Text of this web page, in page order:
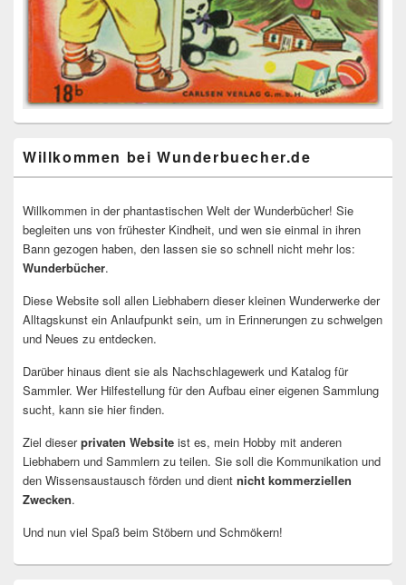
Willkommen bei Wunderbuecher.de
Willkommen in der phantastischen Welt der Wunderbücher! Sie
begleiten uns von frühester Kindheit, und wen sie einmal in ihren
Bann gezogen haben, den lassen sie so schnell nicht mehr los:
Wunderbücher.
Diese Website soll allen Liebhabern dieser kleinen Wunderwerke der
Alltagskunst ein Anlaufpunkt sein, um in Erinnerungen zu schwelgen
und Neues zu entdecken.
Darüber hinaus dient sie als Nachschlagewerk und Katalog für
Sammler. Wer Hilfestellung für den Aufbau einer eigenen Sammlung
sucht, kann sie hier finden.
Ziel dieserprivaten Website ist es, mein Hobby mit anderen
Liebhabern und Sammlern zu teilen. Sie soll die Kommunikation und
den Wissensaustausch förden und dient nicht kommerziellen
Zwecken.
Und nun viel Spaß beim Stöbern und Schmökern!